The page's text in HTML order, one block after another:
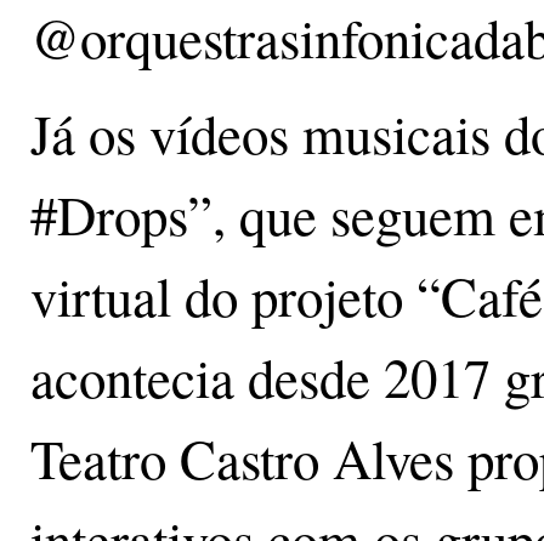
Já os vídeos musicais
#Drops”, que seguem
virtual do projeto
acontecia desde 2017
Teatro Castro Alves